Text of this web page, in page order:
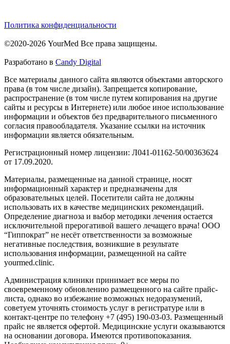
Политика конфиденциальности
©2020-2026 YourMed Все права защищены.
Разработано в Candy Digital
Все материалы данного сайта являются объектами авторского
права (в том числе дизайн). Запрещается копирование,
распространение (в том числе путем копирования на другие
сайты и ресурсы в Интернете) или любое иное использование
информации и объектов без предварительного письменного
согласия правообладателя. Указание ссылки на источник
информации является обязательным.
Регистрационный номер лицензии: Л041-01162-50/00363624
от 17.09.2020.
Материалы, размещенные на данной странице, носят
информационный характер и предназначены для
образовательных целей. Посетители сайта не должны
использовать их в качестве медицинских рекомендаций.
Определение диагноза и выбор методики лечения остается
исключительной прерогативой вашего лечащего врача! ООО
“Гиппократ” не несёт ответственности за возможные
негативные последствия, возникшие в результате
использования информации, размещенной на сайте
yourmed.clinic.
Администрация клиники принимает все меры по
своевременному обновлению размещенного на сайте прайс-
листа, однако во избежание возможных недоразумений,
советуем уточнять стоимость услуг в регистратуре или в
контакт-центре по телефону +7 (495) 190-03-03. Размещенный
прайс не является офертой. Медицинские услуги оказываются
на основании договора. Имеются противопоказания.